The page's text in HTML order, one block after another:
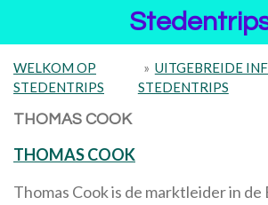
de
hoofdinhoud
WELKOM OP
STEDENTRIPS
» UITGEBREIDE
STEDENTRIPS
THOMAS COOK
THOMAS COOK
Thomas Cook is de marktleider in de